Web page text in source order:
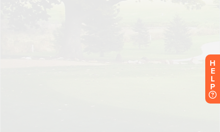
H
E
L
P